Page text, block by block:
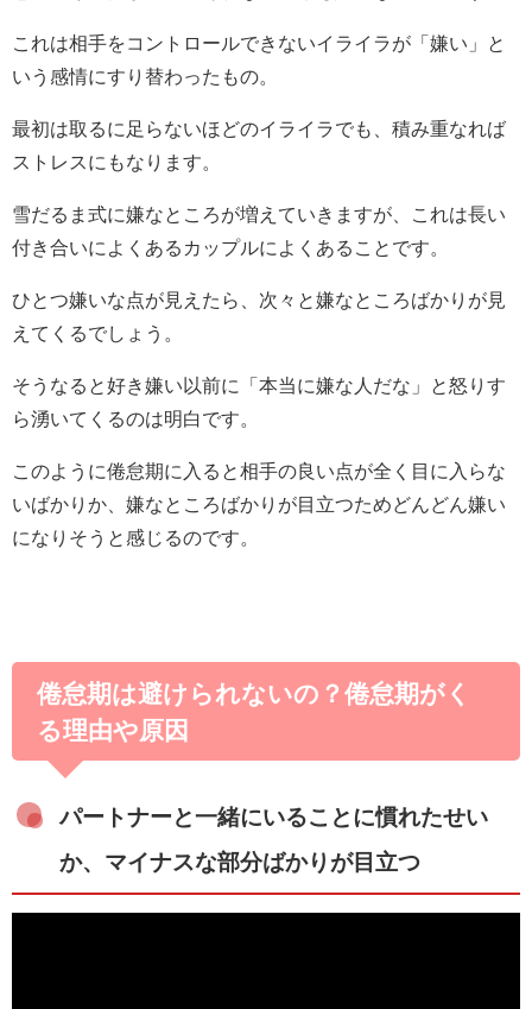
これは相手をコントロールできないイライラが「嫌い」と
いう感情にすり替わったもの。
最初は取るに足らないほどのイライラでも、積み重なれば
ストレスにもなります。
雪だるま式に嫌なところが増えていきますが、これは長い
付き合いによくあるカップルによくあることです。
ひとつ嫌いな点が見えたら、次々と嫌なところばかりが見
えてくるでしょう。
そうなると好き嫌い以前に「本当に嫌な人だな」と怒りす
ら湧いてくるのは明白です。
このように倦怠期に入ると相手の良い点が全く目に入らな
いばかりか、嫌なところばかりが目立つためどんどん嫌い
になりそうと感じるのです。
倦怠期は避けられないの？倦怠期がく
る理由や原因
パートナーと一緒にいることに慣れたせい
か、マイナスな部分ばかりが目立つ